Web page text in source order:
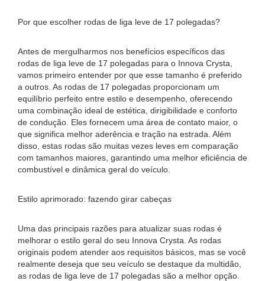
Por que escolher rodas de liga leve de 17 polegadas?
Antes de mergulharmos nos benefícios específicos das
rodas de liga leve de 17 polegadas para o Innova Crysta,
vamos primeiro entender por que esse tamanho é preferido
a outros. As rodas de 17 polegadas proporcionam um
equilíbrio perfeito entre estilo e desempenho, oferecendo
uma combinação ideal de estética, dirigibilidade e conforto
de condução. Eles fornecem uma área de contato maior, o
que significa melhor aderência e tração na estrada. Além
disso, estas rodas são muitas vezes leves em comparação
com tamanhos maiores, garantindo uma melhor eficiência de
combustível e dinâmica geral do veículo.
Estilo aprimorado: fazendo girar cabeças
Uma das principais razões para atualizar suas rodas é
melhorar o estilo geral do seu Innova Crysta. As rodas
originais podem atender aos requisitos básicos, mas se você
realmente deseja que seu veículo se destaque da multidão,
as rodas de liga leve de 17 polegadas são a melhor opção.